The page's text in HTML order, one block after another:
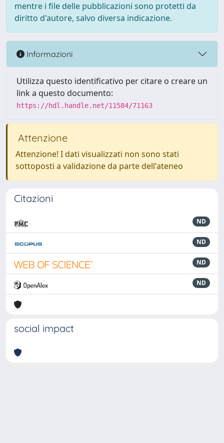
mentre i file delle pubblicazioni sono protetti da
diritto d'autore, salvo diversa indicazione.
Informazioni
Utilizza questo identificativo per citare o creare un
link a questo documento:
https://hdl.handle.net/11584/71163
Attenzione
Attenzione! I dati visualizzati non sono stati
sottoposti a validazione da parte dell'ateneo
Citazioni
ND
ND
ND
ND
social impact